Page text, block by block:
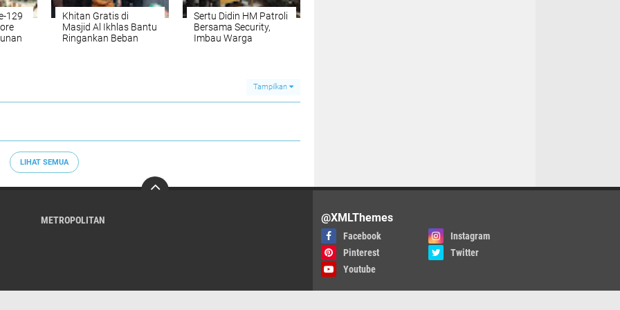
129
Khitan Gratis di
Masjid Al Ikhlas Bantu
Ringankan Beban
Sertu Didin HM Patroli
Bersama Security,
Imbau Warga
Tampilkan
LIHAT SEMUA
METROPOLITAN @XMLThemes
Facebook
Instagram
Pinterest
Twitter
Youtube